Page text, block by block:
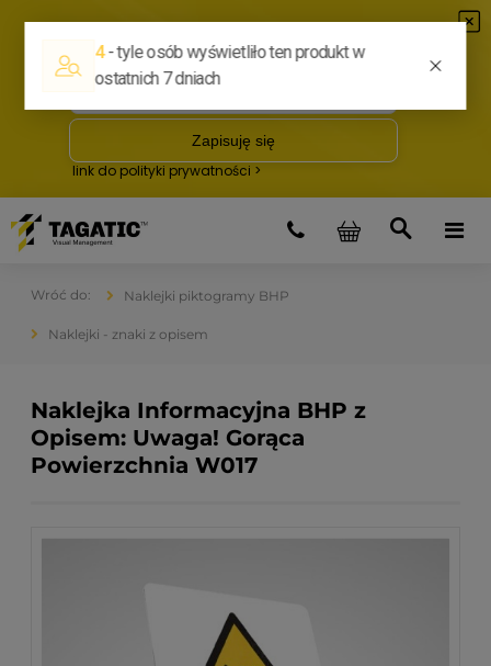
Naklejki piktogramy BHP
Naklejki - znaki z opisem
Naklejka Informacyjna BHP z
Opisem: Uwaga! Gorąca
Powierzchnia W017